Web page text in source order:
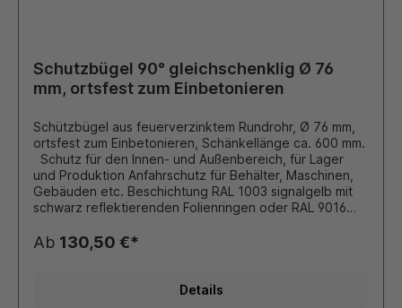
Schutzbügel 90° gleichschenklig Ø 76
mm, ortsfest zum Einbetonieren
Schützbügel aus feuerverzinktem Rundrohr, Ø 76 mm,
ortsfest zum Einbetonieren, Schänkellänge ca. 600 mm.
und Produktion Anfahrschutz für Behälter, Maschinen,
Gebäuden etc. Beschichtung RAL 1003 signalgelb mit
schwarz reflektierenden Folienringen oder RAL 9016
Andere Farben auf Anfrage möglich!!!
Ab 130,50 €*
Details